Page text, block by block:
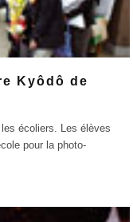
Kyôdô de
écoliers. Les élèves
pour la photo-